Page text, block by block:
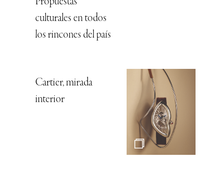
culturales en todos
los rincones del país
Cartier, mirada
interior